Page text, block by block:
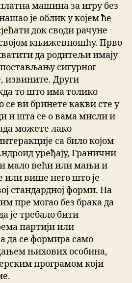
машина за игру без
је облик у којем ће
док своди рачуне
својом књижевношћу. Прво
да родитељи имају
сигурног
извините. Други
то што има толико
ви бринете какви сте у
и шта се о вама мисли и
можете лако
са било којом
уређају, Гранични
мало већи или мањи и
више него што је
стандардној форми. На
пре могао без брака да
је требало бити
партији или
да се формира само
њихових особина,
програмом који